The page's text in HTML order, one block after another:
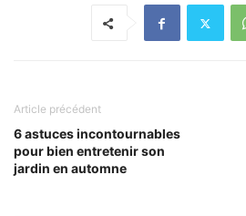
Article précédent
6 astuces incontournables
pour bien entretenir son
jardin en automne